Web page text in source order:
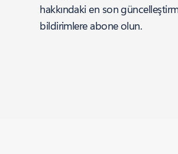
hakkındaki en son
bildirimlere abone olun.